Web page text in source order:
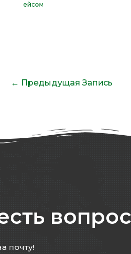
ейсом
← Предыдущая Запись
почту!